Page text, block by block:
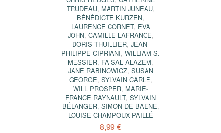
TRUDEAU, MARTIN JUNEAU,
BÉNÉDICTE KURZEN,
LAURENCE CORNET, EVA
JOHN, CAMILLE LAFRANCE,
DORIS THUILLIER, JEAN-
PHILIPPE CIPRIANI, WILLIAM S.
MESSIER, FAISAL ALAZEM,
JANE RABINOWICZ, SUSAN
GEORGE, SYLVAIN CARLE,
WILL PROSPER, MARIE-
FRANCE RAYNAULT, SYLVAIN
BÉLANGER, SIMON DE BAENE,
LOUISE CHAMPOUX-PAILLÉ
8,99 €